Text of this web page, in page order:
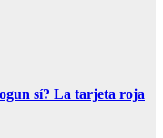
sí? La tarjeta roja